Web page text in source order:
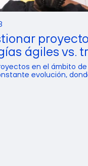
ágiles vs.
en el ámbito
evolución,